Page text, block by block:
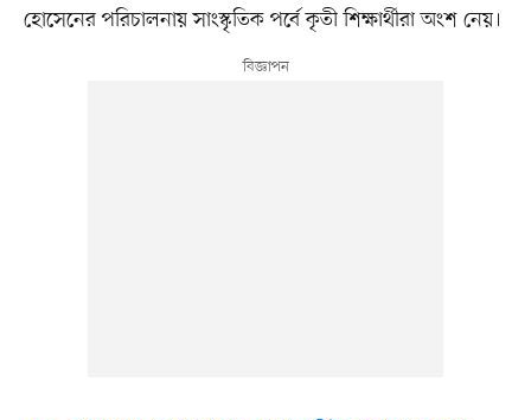
হোসেনের পরিচালনায় সাংস্কৃতিক পর্বে কৃতী শিক্ষার্থীরা অংশ নেয়।